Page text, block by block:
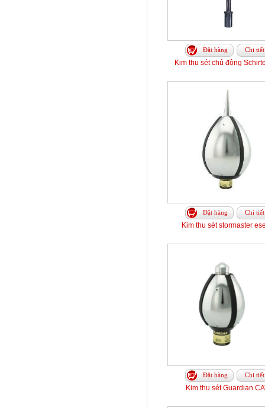
Đặt hàng Chi tiết
Kim thu sét chủ động
Đặt hàng Chi tiết
Kim thu sét stormaster
Đặt hàng Chi tiết
Kim thu sét Guardian